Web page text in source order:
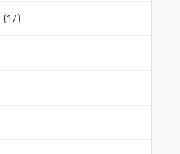
(17)